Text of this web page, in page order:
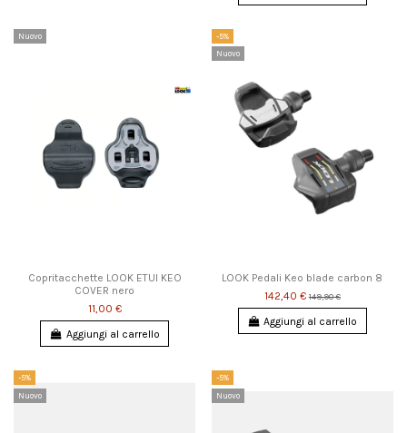
Nuovo
Copritacchette LOOK ETUI KEO
COVER nero
11,00 €
Aggiungi al carrello
-5%
Nuovo
LOOK Pedali Keo blade carbon 8
142,40 € 149,90 €
Aggiungi al carrello
-5%
Nuovo
-5%
Nuovo